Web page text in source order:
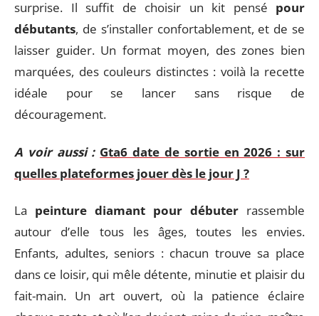
surprise. Il suffit de choisir un kit pensé pour
débutants, de s’installer confortablement, et de se
laisser guider. Un format moyen, des zones bien
marquées, des couleurs distinctes : voilà la recette
idéale pour se lancer sans risque de
découragement.
A voir aussi : Gta6 date de sortie en 2026 : sur
quelles plateformes jouer dès le jour J ?
La peinture diamant pour débuter rassemble
autour d’elle tous les âges, toutes les envies.
Enfants, adultes, seniors : chacun trouve sa place
dans ce loisir, qui mêle détente, minutie et plaisir du
fait-main. Un art ouvert, où la patience éclaire